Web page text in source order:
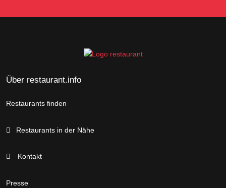
Über restaurant.info
Restaurants finden
Restaurants in der Nähe
Kontakt
Presse